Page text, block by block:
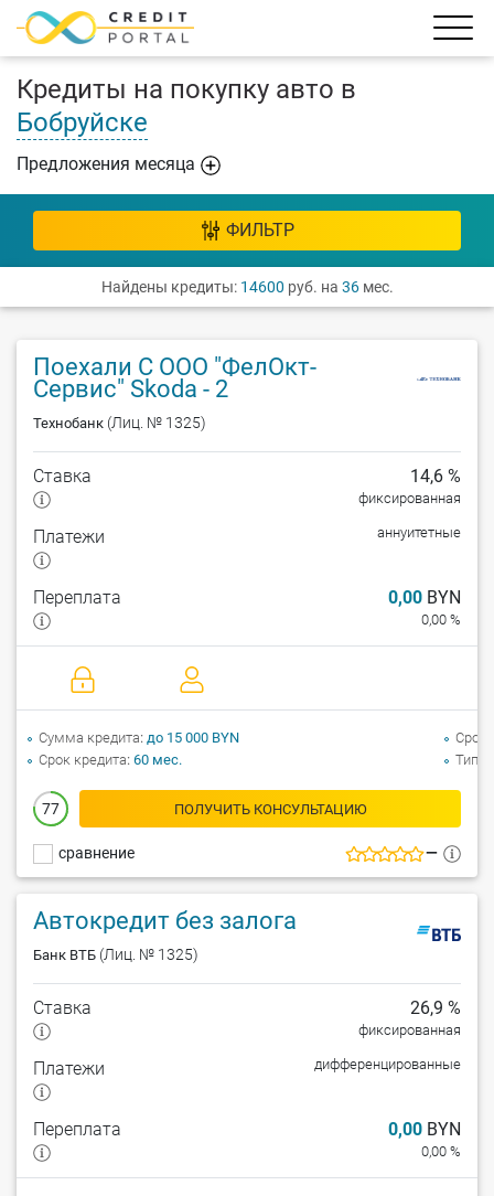
Кредиты на покупку авто в
Бобруйске
Предложения месяца
ФИЛЬТР
Найдены кредиты: 14600 руб. на 36мес.
Поехали С ООО "ФелОкт-
Сервис" Skoda - 2
Технобанк (Лиц. № 1325)
—
сравнение
Ставка 14,6 %
фиксированная
Платежи аннуитетные
Переплата 0,00 BYN
0,00 %
77 ПОЛУЧИТЬ КОНСУЛЬТАЦИЮ
Сумма кредита до 15 000 BYN
Срок кредита 60 мес.
Срок
Тип
Автокредит без залога
Банк ВТБ (Лиц. № 1325)
Ставка 26,9 %
фиксированная
Платежи дифференцированные
Переплата 0,00 BYN
0,00 %